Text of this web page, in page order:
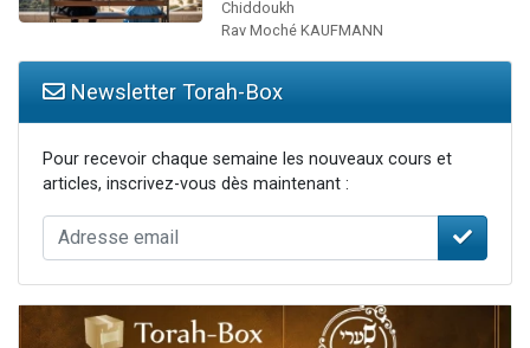
Chiddoukh
Rav Moché KAUFMANN
Newsletter Torah-Box
Pour recevoir chaque semaine les nouveaux cours et
articles, inscrivez-vous dès maintenant :